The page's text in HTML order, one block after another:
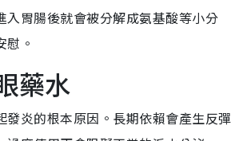
胃腸後就會被分解成氨基酸等小分
慰。
藥水
發炎的根本原因 。長期依賴會產生反彈